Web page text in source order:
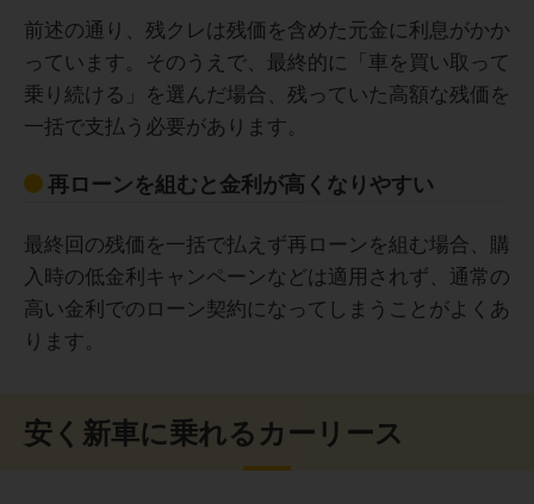
前述の通り、残クレは残価を含めた元金に利息がかか
っています。そのうえで、最終的に「車を買い取って
乗り続ける」を選んだ場合、残っていた高額な残価を
一括で支払う必要があります。
再ローンを組むと金利が高くなりやすい
最終回の残価を一括で払えず再ローンを組む場合、購
入時の低金利キャンペーンなどは適用されず、通常の
高い金利でのローン契約になってしまうことがよくあ
ります。
安く新車に乗れるカーリース